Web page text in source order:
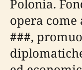
Polonia.
opera
###,